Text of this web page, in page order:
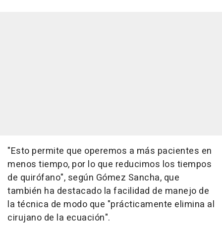
"Esto permite que operemos a más pacientes en
menos tiempo, por lo que reducimos los tiempos
de quirófano", según Gómez Sancha, que
también ha destacado la facilidad de manejo de
la técnica de modo que "prácticamente elimina al
cirujano de la ecuación".